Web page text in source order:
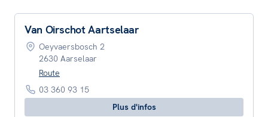
Van Oirschot Aartselaar
Oeyvaersbosch 2
2630 Aarselaar
Route
03 360 93 15
Plus d'infos